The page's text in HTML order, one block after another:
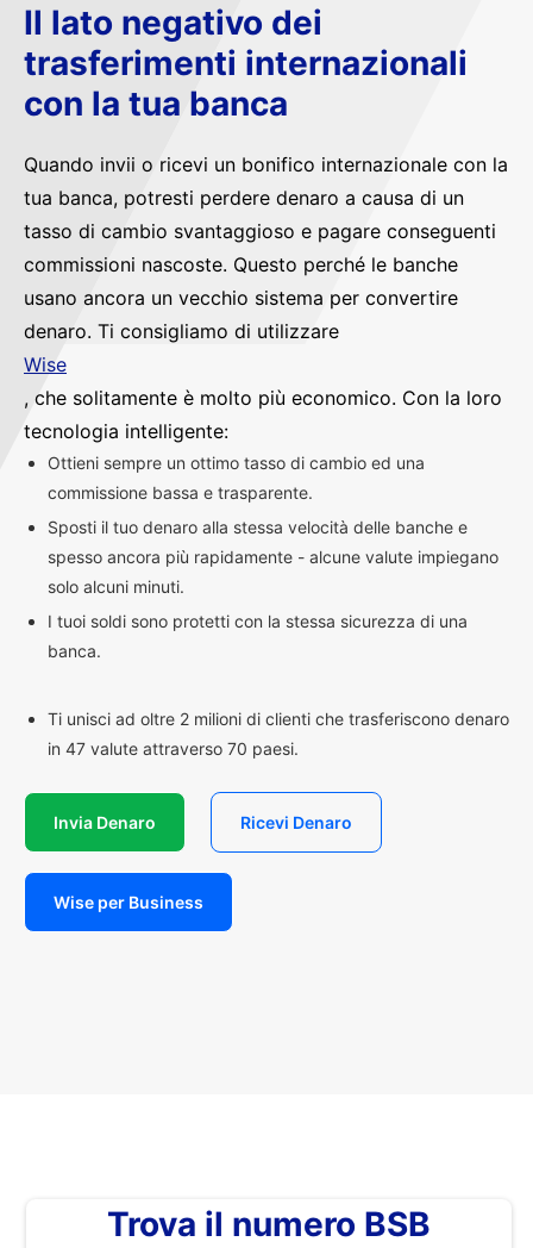
Il lato negativo dei
trasferimenti internazionali
con la tua banca
Quando invii o ricevi un bonifico internazionale con la
tua banca, potresti perdere denaro a causa di un
tasso di cambio svantaggioso e pagare conseguenti
commissioni nascoste. Questo perché le banche
usano ancora un vecchio sistema per convertire
denaro. Ti consigliamo di utilizzare
Wise
, che solitamente è molto più economico. Con la loro
tecnologia intelligente:
Ottieni sempre un ottimo tasso di cambio ed una
commissione bassa e trasparente.
Sposti il tuo denaro alla stessa velocità delle banche e
spesso ancora più rapidamente - alcune valute impiegano
solo alcuni minuti.
I tuoi soldi sono protetti con la stessa sicurezza di una
banca.
Ti unisci ad oltre 2 milioni di clienti che trasferiscono denaro
in 47 valute attraverso 70 paesi.
Invia Denaro Ricevi Denaro
Wise per Business
Trova il numero BSB